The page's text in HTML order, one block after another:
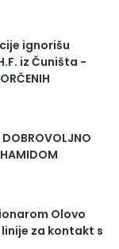
ignorišu
iz Čuništa -
HAMIDOM
Olovo
za kontakt s